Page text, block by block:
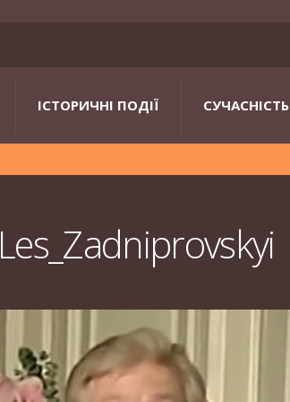
ІСТОРИЧНІ ПОДІЇ СУЧАСНІСТЬ
Les_Zadniprovskyi